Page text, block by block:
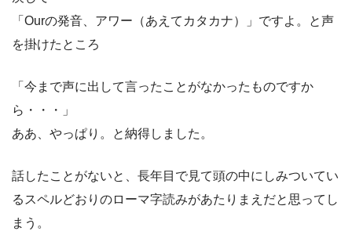
「Ourの発音、アワー（あえてカタカナ）」ですよ。と声
を掛けたところ
「今まで声に出して言ったことがなかったものですか
ら・・・」
ああ、やっぱり。と納得しました。
話したことがないと、長年目で見て頭の中にしみついてい
るスペルどおりのローマ字読みがあたりまえだと思ってし
まう。